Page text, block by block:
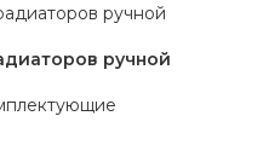
ручной